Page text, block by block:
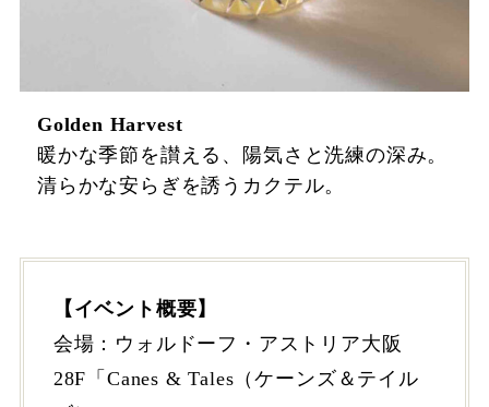
Golden Harvest
暖かな季節を讃える、陽気さと洗練の深み。
清らかな安らぎを誘うカクテル。
【イベント概要】
会場：ウォルドーフ・アストリア大阪
28F「Canes & Tales（ケーンズ＆テイル